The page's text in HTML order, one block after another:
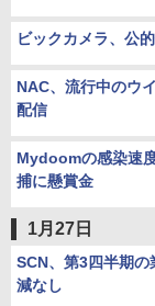
ビックカメラ、公
NAC、流行中のウ
配信
Mydoomの感染速
捕に懸賞金
1月27日
SCN、第3四半期
減なし